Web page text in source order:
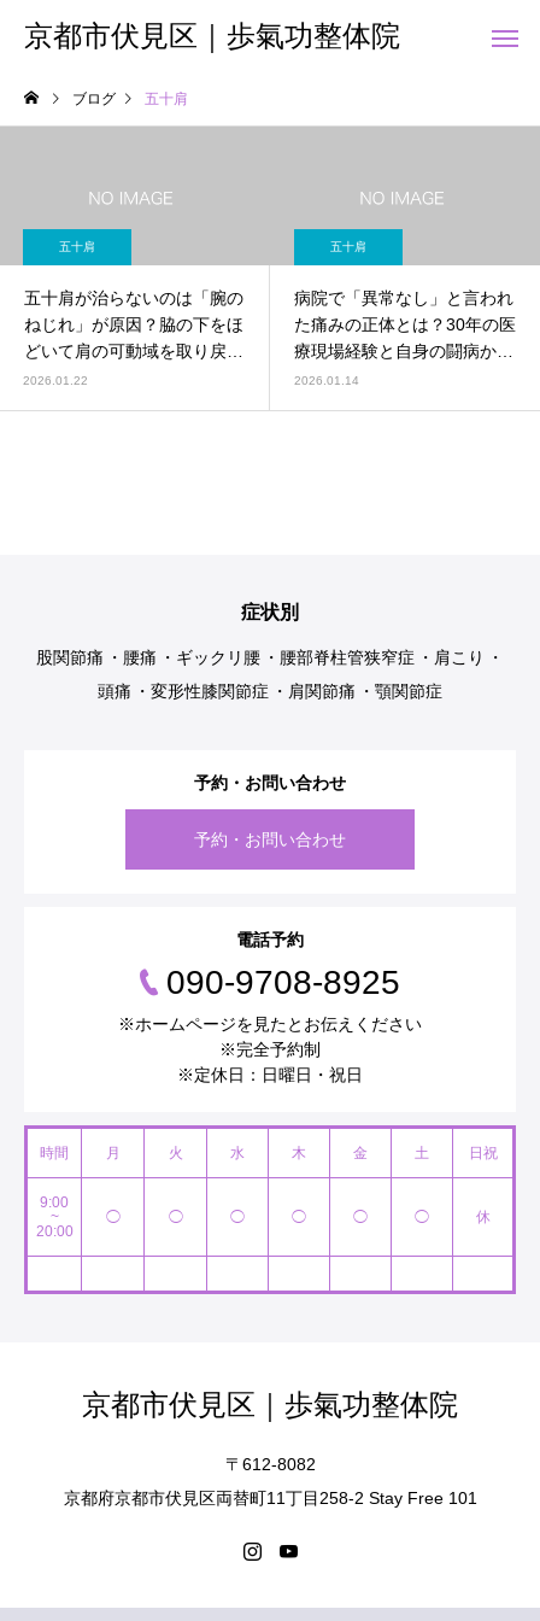
京都市伏見区｜歩氣功整体院
ブログ 五十肩
五十肩
五十肩が治らないのは「腕の
ねじれ」が原因？脇の下をほ
どいて肩の可動域を取り戻す
根本改善法
2026.01.22
五十肩
病院で「異常なし」と言われ
た痛みの正体とは？30年の医
療現場経験と自身の闘病から
辿り着いた、歩氣功整体院の
2026.01.14
症状別
股関節痛 腰痛 ギックリ腰 腰部脊柱管狭窄症
肩こり
頭痛
変形性膝関節症 肩関節痛 顎関節症
予約・お問い合わせ
予約・お問い合わせ
電話予約
090-9708-8925
※ホームページを見たとお伝えください
※完全予約制
※定休日：日曜日・祝日
時間 月 火 水 木 金 土 日祝
9:00
~
20:00
◯ ◯ ◯ ◯ ◯ ◯ 休
京都市伏見区｜歩氣功整体院
〒612-8082
京都府京都市伏見区両替町11丁目258-2 Stay Free 101